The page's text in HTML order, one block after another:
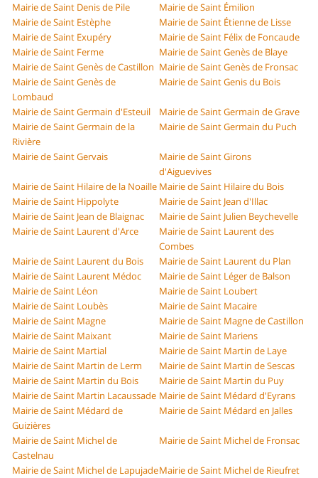
Mairie de Saint Denis de Pile
Mairie de Saint Émilion
Mairie de Saint Estèphe
Mairie de Saint Étienne de Lisse
Mairie de Saint Exupéry
Mairie de Saint Félix de Foncaude
Mairie de Saint Ferme
Mairie de Saint Genès de Blaye
Mairie de Saint Genès de Castillon Mairie de Saint Genès de Fronsac
Mairie de Saint Genès de
Lombaud
Mairie de Saint Genis du Bois
Mairie de Saint Germain d'Esteuil
Mairie de Saint Germain de Grave
Mairie de Saint Germain de la
Rivière
Mairie de Saint Germain du Puch
Mairie de Saint Gervais
Mairie de Saint Girons
d'Aiguevives
Mairie de Saint Hilaire de la Noaille Mairie de Saint Hilaire du Bois
Mairie de Saint Hippolyte
Mairie de Saint Jean d'Illac
Mairie de Saint Jean de Blaignac
Mairie de Saint Julien Beychevelle
Mairie de Saint Laurent d'Arce
Mairie de Saint Laurent des
Combes
Mairie de Saint Laurent du Bois
Mairie de Saint Laurent du Plan
Mairie de Saint Laurent Médoc
Mairie de Saint Léger de Balson
Mairie de Saint Léon
Mairie de Saint Loubert
Mairie de Saint Loubès
Mairie de Saint Macaire
Mairie de Saint Magne
Mairie de Saint Magne de Castillon
Mairie de Saint Maixant
Mairie de Saint Mariens
Mairie de Saint Martial
Mairie de Saint Martin de Laye
Mairie de Saint Martin de Lerm
Mairie de Saint Martin de Sescas
Mairie de Saint Martin du Bois
Mairie de Saint Martin du Puy
Mairie de Saint Martin Lacaussade Mairie de Saint Médard d'Eyrans
Mairie de Saint Médard de
Guizières
Mairie de Saint Médard en Jalles
Mairie de Saint Michel de
Castelnau
Mairie de Saint Michel de Fronsac
Mairie de Saint Michel de LapujadeMairie de Saint Michel de Rieufret